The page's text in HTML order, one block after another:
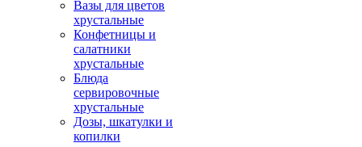
Вазы для цветов
хрустальные
Конфетницы и
салатники
хрустальные
Блюда
сервировочные
хрустальные
Дозы, шкатулки и
копилки